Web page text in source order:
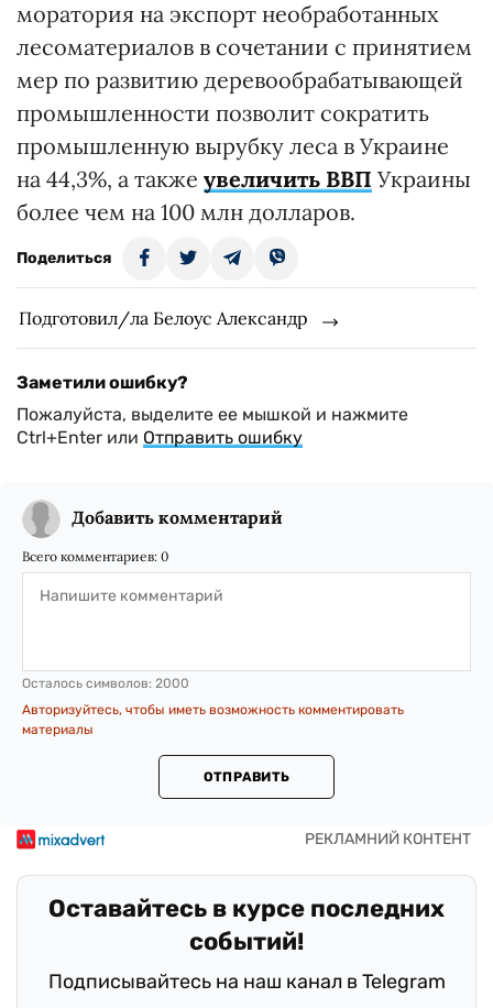
моратория на экспорт необработанных
лесоматериалов в сочетании с принятием
мер по развитию деревообрабатывающей
промышленности позволит сократить
промышленную вырубку леса в Украине
на 44,3%, а также увеличить ВВП Украины
более чем на 100 млн долларов.
Поделиться
Подготовил/ла Белоус Александр
Заметили ошибку?
Пожалуйста, выделите ее мышкой и нажмите
Ctrl+Enter или Отправить ошибку
Добавить комментарий
Всего комментариев: 0
Осталось символов: 2000
Авторизуйтесь, чтобы иметь возможность комментировать
материалы
ОТПРАВИТЬ
Оставайтесь в курсе последних
событий!
Подписывайтесь на наш канал в Telegram